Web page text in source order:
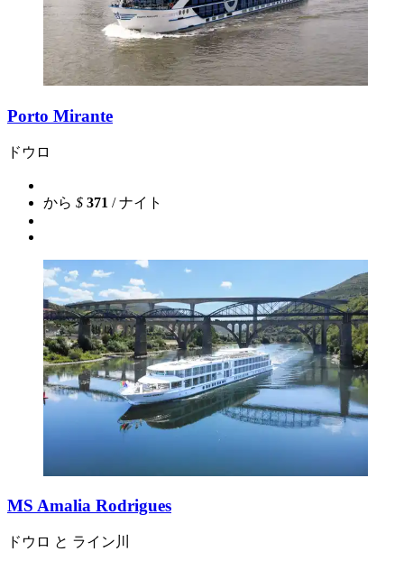
Porto Mirante
ドウロ
から $ 371 / ナイト
MS Amalia Rodrigues
ドウロ と ライン川